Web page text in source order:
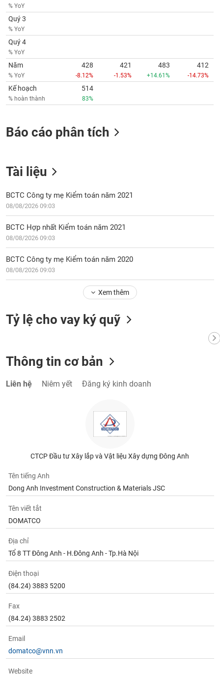
% YoY
Quý 3
% YoY
Quý 4
% YoY
Năm
% YoY
428
-8.12%
421
-1.53%
483
+14.61%
412
-14.73%
Kế hoạch
% hoàn thành
514
83%
Báo cáo phân tích
Tài liệu
BCTC Công ty mẹ Kiểm toán năm 2021
08/08/2026 09:03
BCTC Hợp nhất Kiểm toán năm 2021
08/08/2026 09:03
BCTC Công ty mẹ Kiểm toán năm 2020
08/08/2026 09:03
Xem thêm
Tỷ lệ cho vay ký quỹ
Thông tin cơ bản
Liên hệ Niêm yết Đăng ký kinh doanh
CTCP Đầu tư Xây lắp và Vật liệu Xây dựng Đông Anh
Tên tiếng Anh
Dong Anh Investment Construction & Materials JSC
Tên viết tắt
DOMATCO
Địa chỉ
Tổ 8 TT Đông Anh - H.Đông Anh - Tp.Hà Nội
Điện thoại
(84.24) 3883 5200
Fax
(84.24) 3883 2502
Email
domatco@vnn.vn
Website
Tất cả Cổ phiếu Chỉ số Chứng chỉ quỹ Chứng
Lãnh
đạo
(-)
Tất cả Người nội bộ Người liên quan Cổ đông lớn
Tin
của
tác
(-)
cáo
phân
tạo
cụ
đầu
Truyền
thông
chính
Dữ